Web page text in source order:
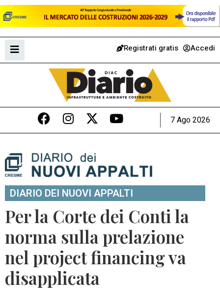
Registrati gratis Accedi
7 Ago 2026
DIARIO DEI NUOVI APPALTI
Per la Corte dei Conti la
norma sulla prelazione
nel project financing va
disapplicata